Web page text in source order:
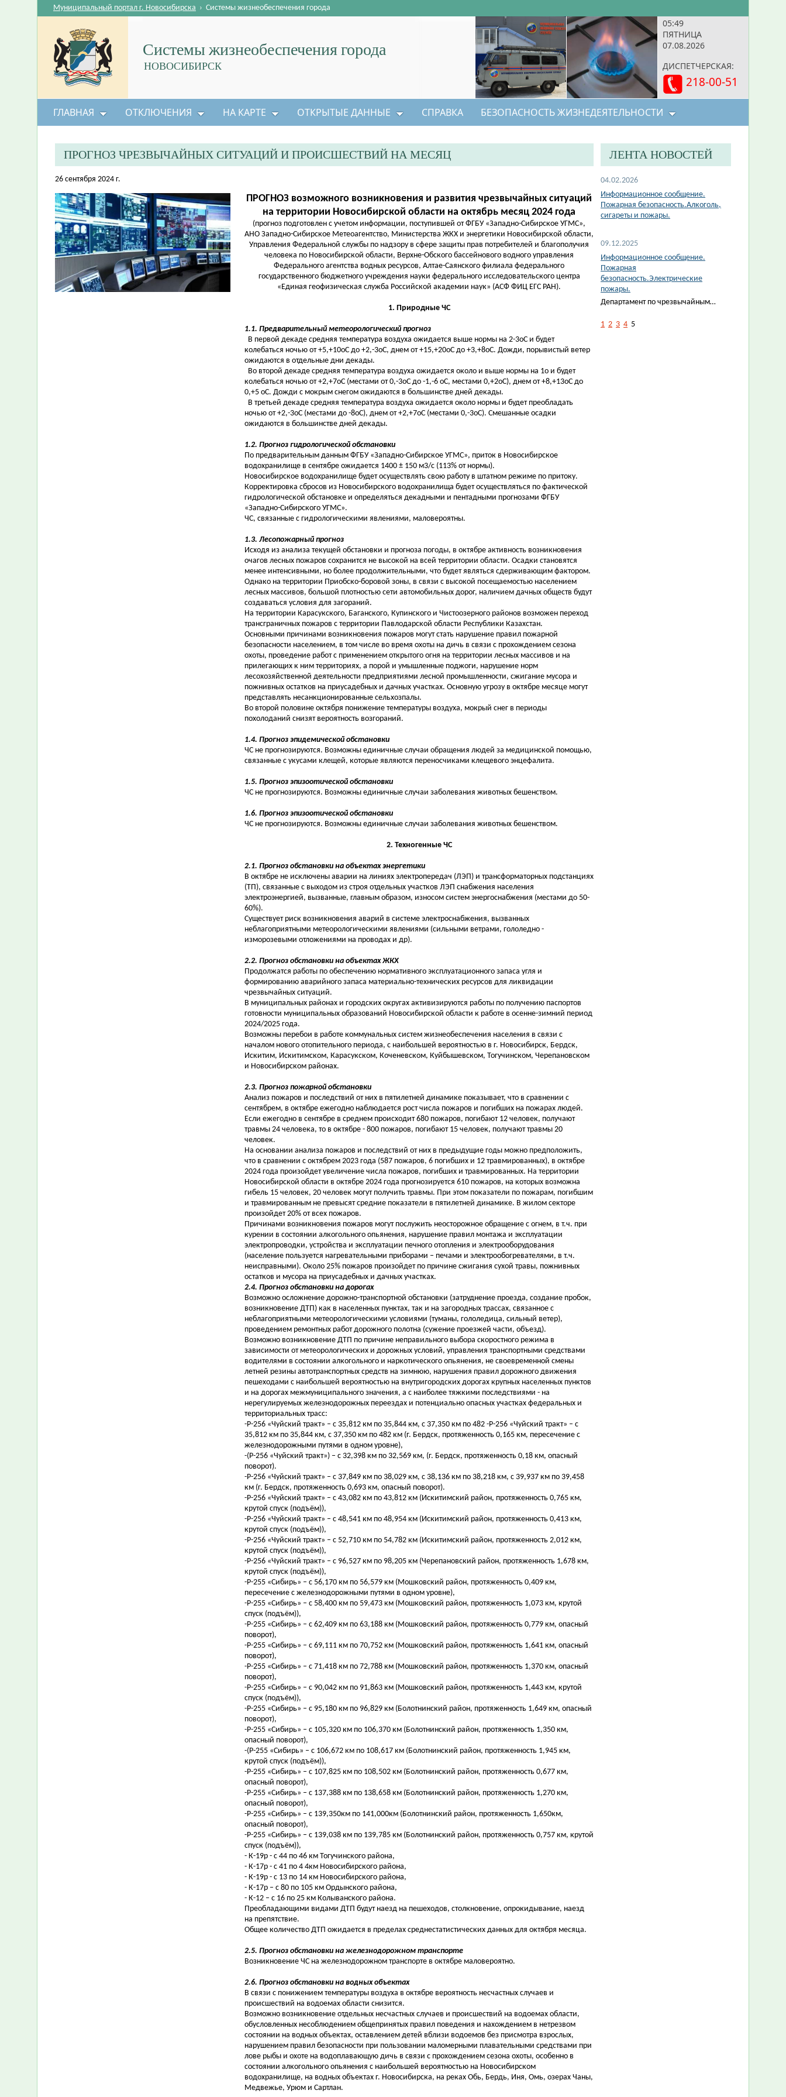
05:49
ПЯТНИЦА
07.08.2026
ДИСПЕТЧЕРСКАЯ:
218-00-51
Системы жизнеобеспечения города
НОВОСИБИРСК
Муниципальный портал г. Новосибирска › Системы жизнеобеспечения города
ГЛАВНАЯ ОТКЛЮЧЕНИЯ НА КАРТЕ ОТКРЫТЫЕ ДАННЫЕ СПРАВКА БЕЗОПАСНОСТЬ ЖИЗНЕДЕЯТЕЛЬНОСТИ
ПРОГНОЗ ЧРЕЗВЫЧАЙНЫХ СИТУАЦИЙ И ПРОИСШЕСТВИЙ НА МЕСЯЦ
26 сентября 2024 г.
ПРОГНОЗ возможного возникновения и развития чрезвычайных ситуаций
на территории Новосибирской области на октябрь месяц 2024 года
(прогноз подготовлен с учетом информации, поступившей от ФГБУ «Западно-Сибирское УГМС»,
АНО Западно-Сибирское Метеоагентство, Министерства ЖКХ и энергетики Новосибирской области,
Управления Федеральной службы по надзору в сфере защиты прав потребителей и благополучия
человека по Новосибирской области, Верхне-Обского бассейнового водного управления
Федерального агентства водных ресурсов, Алтае-Саянского филиала федерального
государственного бюджетного учреждения науки федерального исследовательского центра
«Единая геофизическая служба Российской академии наук» (АСФ ФИЦ ЕГС РАН).
1. Природные ЧС
1.1. Предварительный метеорологический прогноз
В первой декаде средняя температура воздуха ожидается выше нормы на 2-3оС и будет
колебаться ночью от +5,+10оС до +2,-3оС, днем от +15,+20оС до +3,+8оС. Дожди, порывистый ветер
ожидаются в отдельные дни декады.
Во второй декаде средняя температура воздуха ожидается около и выше нормы на 1о и будет
колебаться ночью от +2,+7оС (местами от 0,-3оС до -1,-6 оС, местами 0,+2оС), днем от +8,+13оС до
0,+5 оС. Дожди с мокрым снегом ожидаются в большинстве дней декады.
В третьей декаде средняя температура воздуха ожидается около нормы и будет преобладать
ночью от +2,-3оС (местами до -8оС), днем от +2,+7оС (местами 0,-3оС). Смешанные осадки
ожидаются в большинстве дней декады.
1.2. Прогноз гидрологической обстановки
По предварительным данным ФГБУ «Западно-Сибирское УГМС», приток в Новосибирское
водохранилище в сентябре ожидается 1400 ± 150 м3/с (113% от нормы).
Новосибирское водохранилище будет осуществлять свою работу в штатном режиме по притоку.
Корректировка сбросов из Новосибирского водохранилища будет осуществляться по фактической
гидрологической обстановке и определяться декадными и пентадными прогнозами ФГБУ
«Западно-Сибирского УГМС».
ЧС, связанные с гидрологическими явлениями, маловероятны.
1.3. Лесопожарный прогноз
Исходя из анализа текущей обстановки и прогноза погоды, в октябре активность возникновения
очагов лесных пожаров сохранится не высокой на всей территории области. Осадки становятся
менее интенсивными, но более продолжительными, что будет являться сдерживающим фактором.
Однако на территории Приобско-боровой зоны, в связи с высокой посещаемостью населением
лесных массивов, большой плотностью сети автомобильных дорог, наличием дачных обществ будут
создаваться условия для загораний.
На территории Карасукского, Баганского, Купинского и Чистоозерного районов возможен переход
трансграничных пожаров с территории Павлодарской области Республики Казахстан.
Основными причинами возникновения пожаров могут стать нарушение правил пожарной
безопасности населением, в том числе во время охоты на дичь в связи с прохождением сезона
охоты, проведение работ с применением открытого огня на территории лесных массивов и на
прилегающих к ним территориях, а порой и умышленные поджоги, нарушение норм
лесохозяйственной деятельности предприятиями лесной промышленности, сжигание мусора и
пожнивных остатков на приусадебных и дачных участках. Основную угрозу в октябре месяце могут
представлять несанкционированные сельхозпалы.
Во второй половине октября понижение температуры воздуха, мокрый снег в периоды
похолоданий снизят вероятность возгораний.
1.4. Прогноз эпидемической обстановки
ЧС не прогнозируются. Возможны единичные случаи обращения людей за медицинской помощью,
связанные с укусами клещей, которые являются переносчиками клещевого энцефалита.
1.5. Прогноз эпизоотической обстановки
ЧС не прогнозируются. Возможны единичные случаи заболевания животных бешенством.
1.6. Прогноз эпизоотической обстановки
ЧС не прогнозируются. Возможны единичные случаи заболевания животных бешенством.
2. Техногенные ЧС
2.1. Прогноз обстановки на объектах энергетики
В октябре не исключены аварии на линиях электропередач (ЛЭП) и трансформаторных подстанциях
(ТП), связанные с выходом из строя отдельных участков ЛЭП снабжения населения
электроэнергией, вызванные, главным образом, износом систем энергоснабжения (местами до 50-
60%).
Существует риск возникновения аварий в системе электроснабжения, вызванных
неблагоприятными метеорологическими явлениями (сильными ветрами, гололедно -
изморозевыми отложениями на проводах и др).
2.2. Прогноз обстановки на объектах ЖКХ
Продолжатся работы по обеспечению нормативного эксплуатационного запаса угля и
формированию аварийного запаса материально-технических ресурсов для ликвидации
чрезвычайных ситуаций.
В муниципальных районах и городских округах активизируются работы по получению паспортов
готовности муниципальных образований Новосибирской области к работе в осенне-зимний период
2024/2025 года.
Возможны перебои в работе коммунальных систем жизнеобеспечения населения в связи с
началом нового отопительного периода, с наибольшей вероятностью в г. Новосибирск, Бердск,
Искитим, Искитимском, Карасукском, Коченевском, Куйбышевском, Тогучинском, Черепановском
и Новосибирском районах.
2.3. Прогноз пожарной обстановки
Анализ пожаров и последствий от них в пятилетней динамике показывает, что в сравнении с
сентябрем, в октябре ежегодно наблюдается рост числа пожаров и погибших на пожарах людей.
Если ежегодно в сентябре в среднем происходит 680 пожаров, погибают 12 человек, получают
травмы 24 человека, то в октябре - 800 пожаров, погибают 15 человек, получают травмы 20
человек.
На основании анализа пожаров и последствий от них в предыдущие годы можно предположить,
что в сравнении с октябрем 2023 года (587 пожаров, 6 погибших и 12 травмированных), в октябре
2024 года произойдет увеличение числа пожаров, погибших и травмированных. На территории
Новосибирской области в октябре 2024 года прогнозируется 610 пожаров, на которых возможна
гибель 15 человек, 20 человек могут получить травмы. При этом показатели по пожарам, погибшим
и травмированным не превысят средние показатели в пятилетней динамике. В жилом секторе
произойдет 20% от всех пожаров.
Причинами возникновения пожаров могут послужить неосторожное обращение с огнем, в т.ч. при
курении в состоянии алкогольного опьянения, нарушение правил монтажа и эксплуатации
электропроводки, устройства и эксплуатации печного отопления и электрооборудования
(население пользуется нагревательными приборами – печами и электрообогревателями, в т.ч.
неисправными). Около 25% пожаров произойдет по причине сжигания сухой травы, пожнивных
остатков и мусора на приусадебных и дачных участках.
2.4. Прогноз обстановки на дорогах
Возможно осложнение дорожно-транспортной обстановки (затруднение проезда, создание пробок,
возникновение ДТП) как в населенных пунктах, так и на загородных трассах, связанное с
неблагоприятными метеорологическими условиями (туманы, гололедица, сильный ветер),
проведением ремонтных работ дорожного полотна (сужение проезжей части, объезд).
Возможно возникновение ДТП по причине неправильного выбора скоростного режима в
зависимости от метеорологических и дорожных условий, управления транспортными средствами
водителями в состоянии алкогольного и наркотического опьянения, не своевременной смены
летней резины автотранспортных средств на зимнюю, нарушения правил дорожного движения
пешеходами с наибольшей вероятностью на внутригородских дорогах крупных населенных пунктов
и на дорогах межмуниципального значения, а с наиболее тяжкими последствиями - на
нерегулируемых железнодорожных переездах и потенциально опасных участках федеральных и
территориальных трасс:
-Р-256 «Чуйский тракт» – с 35,812 км по 35,844 км, с 37,350 км по 482 -Р-256 «Чуйский тракт» – с
35,812 км по 35,844 км, с 37,350 км по 482 км (г. Бердск, протяженность 0,165 км, пересечение с
железнодорожными путями в одном уровне),
-(Р-256 «Чуйский тракт») – с 32,398 км по 32,569 км, (г. Бердск, протяженность 0,18 км, опасный
поворот).
-Р-256 «Чуйский тракт» – с 37,849 км по 38,029 км, с 38,136 км по 38,218 км, с 39,937 км по 39,458
км (г. Бердск, протяженность 0,693 км, опасный поворот).
-Р-256 «Чуйский тракт» – с 43,082 км по 43,812 км (Искитимский район, протяженность 0,765 км,
крутой спуск (подъём)),
-Р-256 «Чуйский тракт» – с 48,541 км по 48,954 км (Искитимский район, протяженность 0,413 км,
крутой спуск (подъём)),
-Р-256 «Чуйский тракт» – с 52,710 км по 54,782 км (Искитимский район, протяженность 2,012 км,
крутой спуск (подъём)),
-Р-256 «Чуйский тракт» – с 96,527 км по 98,205 км (Черепановский район, протяженность 1,678 км,
крутой спуск (подъём)),
-Р-255 «Сибирь» – с 56,170 км по 56,579 км (Мошковский район, протяженность 0,409 км,
пересечение с железнодорожными путями в одном уровне),
-Р-255 «Сибирь» – с 58,400 км по 59,473 км (Мошковский район, протяженность 1,073 км, крутой
спуск (подъём)),
-Р-255 «Сибирь» – с 62,409 км по 63,188 км (Мошковский район, протяженность 0,779 км, опасный
поворот),
-Р-255 «Сибирь» – с 69,111 км по 70,752 км (Мошковский район, протяженность 1,641 км, опасный
поворот),
-Р-255 «Сибирь» – с 71,418 км по 72,788 км (Мошковский район, протяженность 1,370 км, опасный
поворот),
-Р-255 «Сибирь» – с 90,042 км по 91,863 км (Мошковский район, протяженность 1,443 км, крутой
спуск (подъём)),
-Р-255 «Сибирь» – с 95,180 км по 96,829 км (Болотнинский район, протяженность 1,649 км, опасный
поворот),
-Р-255 «Сибирь» – с 105,320 км по 106,370 км (Болотнинский район, протяженность 1,350 км,
опасный поворот),
-(Р-255 «Сибирь» – с 106,672 км по 108,617 км (Болотнинский район, протяженность 1,945 км,
крутой спуск (подъём)),
-Р-255 «Сибирь» – с 107,825 км по 108,502 км (Болотнинский район, протяженность 0,677 км,
опасный поворот),
-Р-255 «Сибирь» – с 137,388 км по 138,658 км (Болотнинский район, протяженность 1,270 км,
опасный поворот),
-Р-255 «Сибирь» – с 139,350км по 141,000км (Болотнинский район, протяженность 1,650км,
опасный поворот),
-Р-255 «Сибирь» – с 139,038 км по 139,785 км (Болотнинский район, протяженность 0,757 км, крутой
спуск (подъём)),
- К-19р - с 44 по 46 км Тогучинского района,
- К-17р - с 41 по 4 4км Новосибирского района,
- К-19р - с 13 по 14 км Новосибирского района,
- К-17р – с 80 по 105 км Ордынского района,
- К-12 – с 16 по 25 км Колыванского района.
Преобладающими видами ДТП будут наезд на пешеходов, столкновение, опрокидывание, наезд
на препятствие.
Общее количество ДТП ожидается в пределах среднестатистических данных для октября месяца.
2.5. Прогноз обстановки на железнодорожном транспорте
Возникновение ЧС на железнодорожном транспорте в октябре маловероятно.
2.6. Прогноз обстановки на водных объектах
В связи с понижением температуры воздуха в октябре вероятность несчастных случаев и
происшествий на водоемах области снизится.
Возможно возникновение отдельных несчастных случаев и происшествий на водоемах области,
обусловленных несоблюдением общепринятых правил поведения и нахождением в нетрезвом
состоянии на водных объектах, оставлением детей вблизи водоемов без присмотра взрослых,
нарушением правил безопасности при пользовании маломерными плавательными средствами при
лове рыбы и охоте на водоплавающую дичь в связи с прохождением сезона охоты, особенно в
состоянии алкогольного опьянения с наибольшей вероятностью на Новосибирском
водохранилище, на водных объектах г. Новосибирска, на реках Обь, Бердь, Иня, Омь, озерах Чаны,
Медвежье, Урюм и Сартлан.
ЛЕНТА НОВОСТЕЙ
04.02.2026
Информационное сообщение.
Пожарная безопасность.Алкоголь,
сигареты и пожары.
09.12.2025
Информационное сообщение.
Пожарная
безопасность.Электрические
пожары.
Департамент по чрезвычайным…
1 2 3 4 5